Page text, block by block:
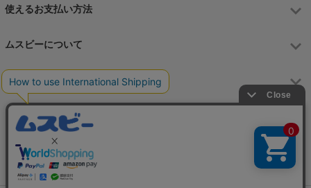
使えるお支払い方法
ムスビーについて
運営会社
カスタマーサポート営業時間
月～金 9:00～17:00（土日祝祭日はお休み）